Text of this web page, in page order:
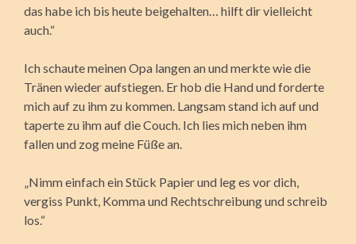
das habe ich bis heute beigehalten… hilft dir vielleicht
auch.“
Ich schaute meinen Opa langen an und merkte wie die
Tränen wieder aufstiegen. Er hob die Hand und forderte
mich auf zu ihm zu kommen. Langsam stand ich auf und
taperte zu ihm auf die Couch. Ich lies mich neben ihm
fallen und zog meine Füße an.
„Nimm einfach ein Stück Papier und leg es vor dich,
vergiss Punkt, Komma und Rechtschreibung und schreib
los.“